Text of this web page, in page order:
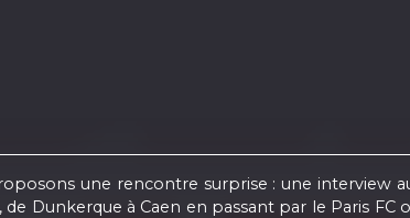
une rencontre surprise : une interview
Dunkerque à Caen en passant par le Paris FC